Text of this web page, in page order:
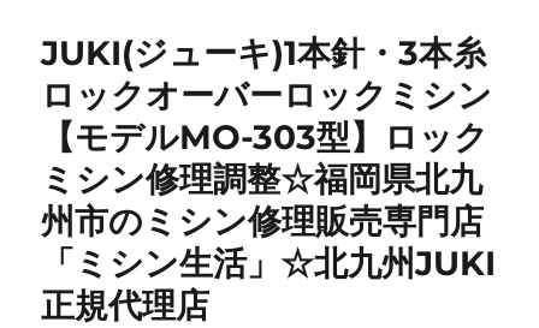
JUKI(ジューキ)1本針・3本糸
ロックオーバーロックミシン
【モデルMO-303型】ロック
ミシン修理調整☆福岡県北九
州市のミシン修理販売専門店
「ミシン生活」☆北九州JUKI
正規代理店